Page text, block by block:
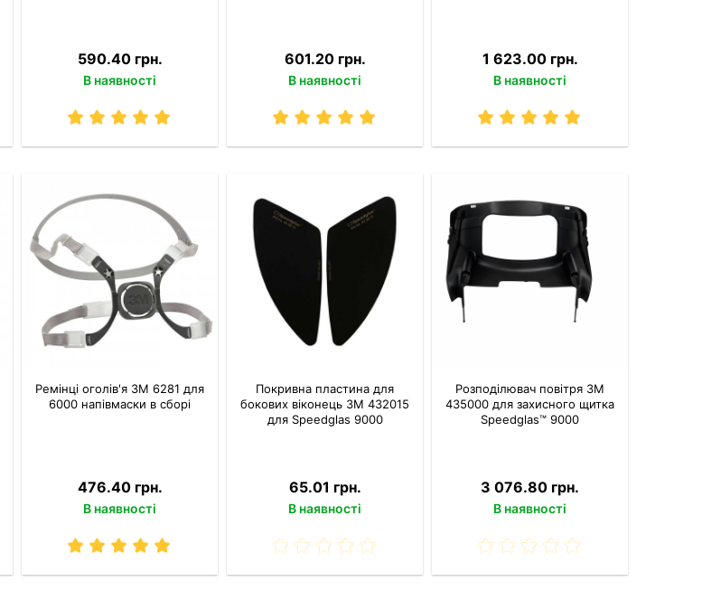
590.40 грн.
В наявності
601.20 грн.
В наявності
1 623.00 грн.
В наявності
Ремінці оголів'я 3M 6281 для
6000 напівмаски в сборі
476.40 грн.
В наявності
Покривна пластина для
бокових віконець 3M 432015
для Speedglas 9000
65.01 грн.
В наявності
Розподілювач повітря 3M
435000 для захисного щитка
Speedglas™ 9000
3 076.80 грн.
В наявності